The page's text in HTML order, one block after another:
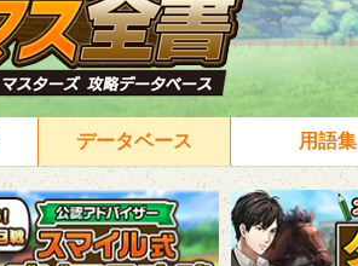
データベース 用語集